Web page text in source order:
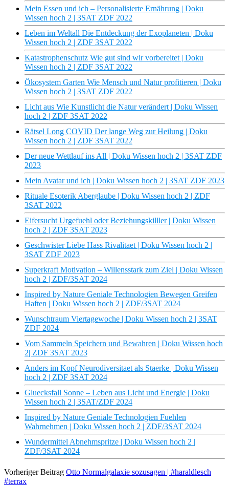
Mein Essen und ich – Personalisierte Ernährung | Doku
Wissen hoch 2 | 3SAT ZDF 2022
Leben im Weltall Die Entdeckung der Exoplaneten | Doku
Wissen hoch 2 | ZDF 3SAT 2022
Katastrophenschutz Wie gut sind wir vorbereitet | Doku
Wissen hoch 2 | ZDF 3SAT 2022
Ökosystem Garten Wie Mensch und Natur profitieren | Doku
Wissen hoch 2 | 3SAT ZDF 2022
Licht aus Wie Kunstlicht die Natur verändert | Doku Wissen
hoch 2 | ZDF 3SAT 2022
Rätsel Long COVID Der lange Weg zur Heilung | Doku
Wissen hoch 2 | ZDF 3SAT 2022
Der neue Wettlauf ins All | Doku Wissen hoch 2 | 3SAT ZDF
2023
Mein Avatar und ich | Doku Wissen hoch 2 | 3SAT ZDF 2023
Rituale Esoterik Aberglaube | Doku Wissen hoch 2 | ZDF
3SAT 2022
Eifersucht Urgefuehl oder Beziehungskilller | Doku Wissen
hoch 2 | ZDF 3SAT 2023
Geschwister Liebe Hass Rivalitaet | Doku Wissen hoch 2 |
3SAT ZDF 2023
Superkraft Motivation – Willensstark zum Ziel | Doku Wissen
hoch 2 | ZDF/3SAT 2024
Inspired by Nature Geniale Technologien Bewegen Greifen
Haften | Doku Wissen hoch 2 | ZDF/3SAT 2024
Wunschtraum Viertagewoche | Doku Wissen hoch 2 | 3SAT
ZDF 2024
Vom Sammeln Speichern und Bewahren | Doku Wissen hoch
2| ZDF 3SAT 2023
Anders im Kopf Neurodiversitaet als Staerke | Doku Wissen
hoch 2 | ZDF 3SAT 2024
Gluecksfall Sonne – Leben aus Licht und Energie | Doku
Wissen hoch 2 | 3SAT/ZDF 2024
Inspired by Nature Geniale Technologien Fuehlen
Wahrnehmen | Doku Wissen hoch 2 | ZDF/3SAT 2024
Wundermittel Abnehmspritze | Doku Wissen hoch 2 |
ZDF/3SAT 2024
Vorheriger Beitrag Otto Normalgalaxie sozusagen | #haraldlesch
#terrax